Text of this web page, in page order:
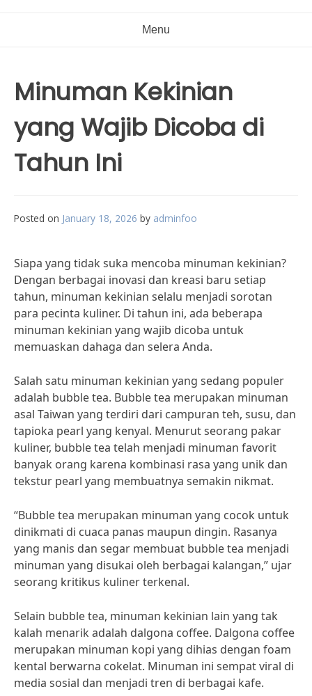
Menu
Minuman Kekinian
yang Wajib Dicoba di
Tahun Ini
Posted on January 18, 2026 by adminfoo
Siapa yang tidak suka mencoba minuman kekinian?
Dengan berbagai inovasi dan kreasi baru setiap
tahun, minuman kekinian selalu menjadi sorotan
para pecinta kuliner. Di tahun ini, ada beberapa
minuman kekinian yang wajib dicoba untuk
memuaskan dahaga dan selera Anda.
Salah satu minuman kekinian yang sedang populer
adalah bubble tea. Bubble tea merupakan minuman
asal Taiwan yang terdiri dari campuran teh, susu, dan
tapioka pearl yang kenyal. Menurut seorang pakar
kuliner, bubble tea telah menjadi minuman favorit
banyak orang karena kombinasi rasa yang unik dan
tekstur pearl yang membuatnya semakin nikmat.
“Bubble tea merupakan minuman yang cocok untuk
dinikmati di cuaca panas maupun dingin. Rasanya
yang manis dan segar membuat bubble tea menjadi
minuman yang disukai oleh berbagai kalangan,” ujar
seorang kritikus kuliner terkenal.
Selain bubble tea, minuman kekinian lain yang tak
kalah menarik adalah dalgona coffee. Dalgona coffee
merupakan minuman kopi yang dihias dengan foam
kental berwarna cokelat. Minuman ini sempat viral di
media sosial dan menjadi tren di berbagai kafe.